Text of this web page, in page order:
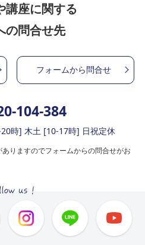
講座に関する
の問合せ先
フォームから問合せ
104-384
時] 木土 [10-17時] 日祝定休
りますのでフォームからの問合せがお